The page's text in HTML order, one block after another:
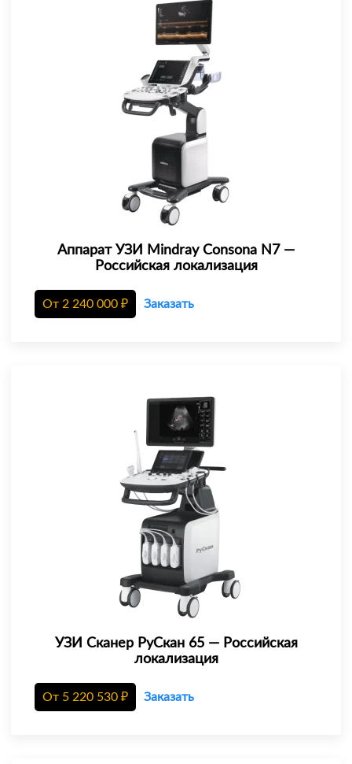
Аппарат УЗИ Mindray Consona N7 —
Российская локализация
От 2 240 000 ₽ Заказать
УЗИ Сканер РуСкан 65 — Российская
локализация
От 5 220 530 ₽ Заказать